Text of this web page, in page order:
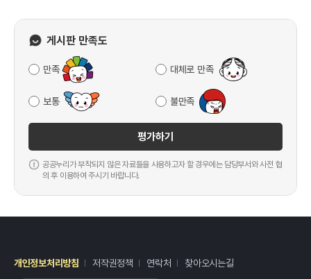
게시판 만족도
만족 대체로 만족
보통 불만족
평가하기
공공누리가 부착되지 않은 자료들을 사용하고자 할 경우에는 담당부서와 사전 협
의 후 이용하여 주시기 바랍니다.
개인정보처리방침 저작권정책 연락처 찾아오시는길